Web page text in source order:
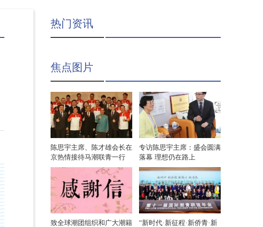
热门资讯
焦点图片
陈思宇主席、陈才雄会长在
京热情接待马潮联青一行
专访陈思宇主席：盛会圆满
落幕 理想仍在路上
致全球潮团组织和广大潮籍
“新时代·新征程·新侨青·新